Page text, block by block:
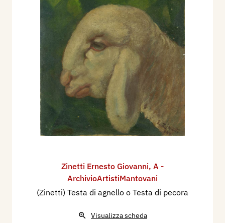
Zinetti Ernesto Giovanni, A -
ArchivioArtistiMantovani
(Zinetti) Testa di agnello o Testa di pecora
Visualizza scheda